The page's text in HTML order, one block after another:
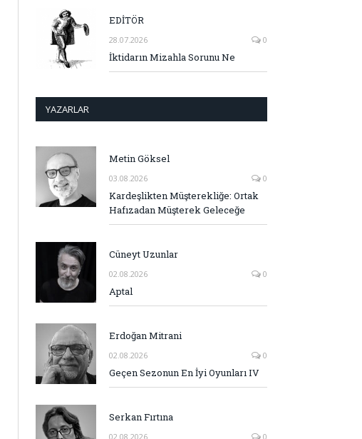
EDİTÖR
28.07.2026 0
İktidarın Mizahla Sorunu Ne
YAZARLAR
Metin Göksel
03.08.2026 0
Kardeşlikten Müşterekliğe: Ortak
Hafızadan Müşterek Geleceğe
Cüneyt Uzunlar
02.08.2026 0
Aptal
Erdoğan Mitrani
02.08.2026 0
Geçen Sezonun En İyi Oyunları IV
Serkan Fırtına
02.08.2026 0